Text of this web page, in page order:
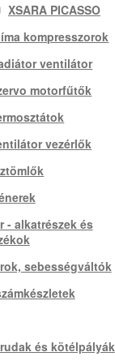
XSARA PICASSO
kompresszorok
ventilátor
motorfűtők
vezérlők
- alkatrészek és
sebességváltók
és kötélpályák